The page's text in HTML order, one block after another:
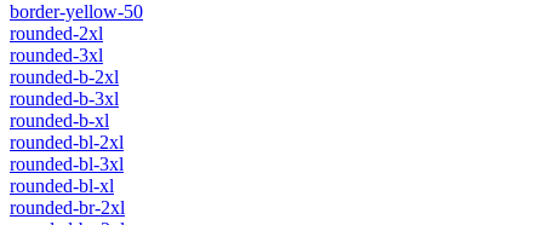
border-yellow-50
rounded-2xl
rounded-3xl
rounded-b-2xl
rounded-b-3xl
rounded-b-xl
rounded-bl-2xl
rounded-bl-3xl
rounded-bl-xl
rounded-br-2xl